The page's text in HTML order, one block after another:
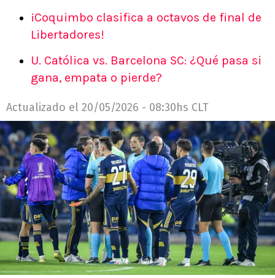
¡Coquimbo clasifica a octavos de final de
Libertadores!
U. Católica vs. Barcelona SC: ¿Qué pasa si
gana, empata o pierde?
Actualizado el 20/05/2026 - 08:30hs CLT